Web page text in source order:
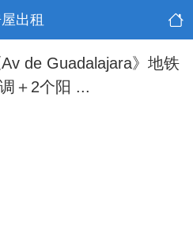
出租
de Guadalajara》地铁
＋2个阳 ...